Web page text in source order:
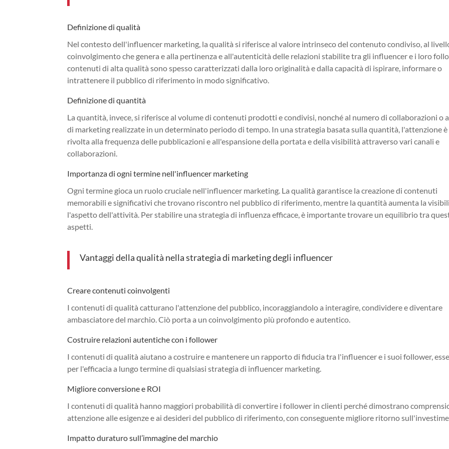
Definizione di qualità
Nel contesto dell'influencer marketing, la qualità si riferisce al valore intrinseco del contenuto condiviso, al
coinvolgimento che genera e alla pertinenza e all'autenticità delle relazioni stabilite tra gli influencer e i loro
contenuti di alta qualità sono spesso caratterizzati dalla loro originalità e dalla capacità di ispirare, informare o
intrattenere il pubblico di riferimento in modo significativo.
Definizione di quantità
La quantità, invece, si riferisce al volume di contenuti prodotti e condivisi, nonché al numero di collaborazioni o
di marketing realizzate in un determinato periodo di tempo. In una strategia basata sulla quantità, l'attenzione è
rivolta alla frequenza delle pubblicazioni e all'espansione della portata e della visibilità attraverso vari canali e
collaborazioni.
Importanza di ogni termine nell'influencer marketing
Ogni termine gioca un ruolo cruciale nell'influencer marketing. La qualità garantisce la creazione di contenuti
memorabili e significativi che trovano riscontro nel pubblico di riferimento, mentre la quantità aumenta la
l'aspetto dell'attività. Per stabilire una strategia di influenza efficace, è importante trovare un equilibrio tra
aspetti.
Vantaggi della qualità nella strategia di marketing degli influencer
Creare contenuti coinvolgenti
I contenuti di qualità catturano l'attenzione del pubblico, incoraggiandolo a interagire, condividere e diventare
ambasciatore del marchio. Ciò porta a un coinvolgimento più profondo e autentico.
Costruire relazioni autentiche con i follower
I contenuti di qualità aiutano a costruire e mantenere un rapporto di fiducia tra l'influencer e i suoi follower,
per l'efficacia a lungo termine di qualsiasi strategia di influencer marketing.
Migliore conversione e ROI
I contenuti di qualità hanno maggiori probabilità di convertire i follower in clienti perché dimostrano
attenzione alle esigenze e ai desideri del pubblico di riferimento, con conseguente migliore ritorno
Impatto duraturo sull’immagine del marchio